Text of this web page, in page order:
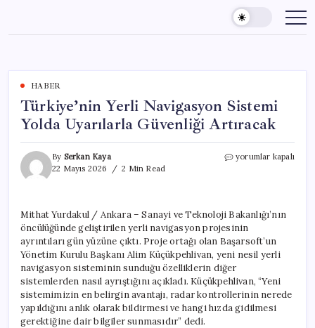
content
HABER
Türkiye’nin Yerli Navigasyon Sistemi
Yolda Uyarılarla Güvenliği Artıracak
By Serkan Kaya
22 Mayıs 2026
2 Min Read
Türkiye’nin
Uyarılarla
Güvenliği
Artıracak
için
yorumlar kapalı
Mithat Yurdakul / Ankara – Sanayi ve Teknoloji Bakanlığı’nın
öncülüğünde geliştirilen yerli navigasyon projesinin
ayrıntıları gün yüzüne çıktı. Proje ortağı olan Başarsoft’un
Yönetim Kurulu Başkanı Alim Küçükpehlivan, yeni nesil yerli
navigasyon sisteminin sunduğu özelliklerin diğer
sistemlerden nasıl ayrıştığını açıkladı. Küçükpehlivan, “Yeni
sistemimizin en belirgin avantajı, radar kontrollerinin nerede
yapıldığını anlık olarak bildirmesi ve hangi hızda gidilmesi
gerektiğine dair bilgiler sunmasıdır” dedi.